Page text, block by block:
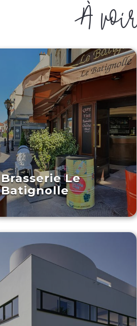
À
Brasserie Le
Batignolle